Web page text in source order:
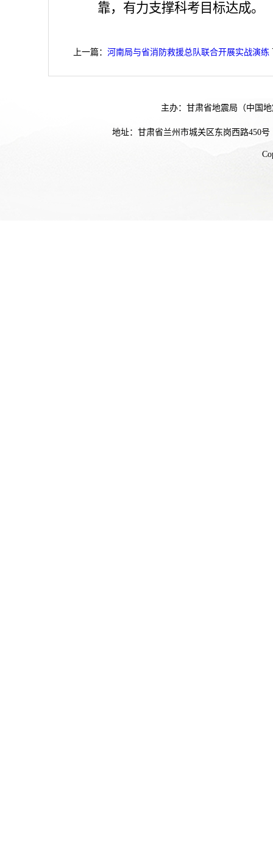
靠，有力支撑科考目标达成。
上一篇： 河南局与省消防救援总队联合开展实战演练
主办：甘肃省地震局（中国
地址：甘肃省兰州市城关区东岗西路450号